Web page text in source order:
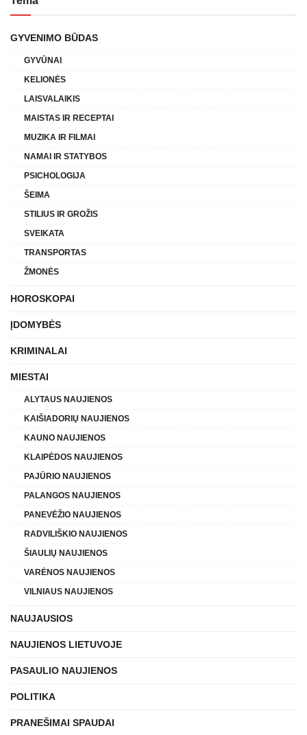
GYVENIMO BŪDAS
GYVŪNAI
KELIONĖS
LAISVALAIKIS
MAISTAS IR RECEPTAI
MUZIKA IR FILMAI
NAMAI IR STATYBOS
PSICHOLOGIJA
ŠEIMA
STILIUS IR GROŽIS
SVEIKATA
TRANSPORTAS
ŽMONĖS
HOROSKOPAI
ĮDOMYBĖS
KRIMINALAI
MIESTAI
ALYTAUS NAUJIENOS
KAIŠIADORIŲ NAUJIENOS
KAUNO NAUJIENOS
KLAIPĖDOS NAUJIENOS
PAJŪRIO NAUJIENOS
PALANGOS NAUJIENOS
PANEVĖŽIO NAUJIENOS
RADVILIŠKIO NAUJIENOS
ŠIAULIŲ NAUJIENOS
VARĖNOS NAUJIENOS
VILNIAUS NAUJIENOS
NAUJAUSIOS
NAUJIENOS LIETUVOJE
PASAULIO NAUJIENOS
POLITIKA
PRANEŠIMAI SPAUDAI